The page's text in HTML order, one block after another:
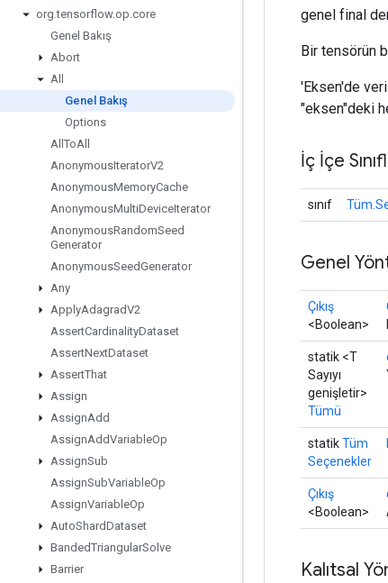
org.tensorflow.op.core
Genel Bakış
Abort
All
Genel Bakış
Options
All ToAll
AnonymousIteratorV2
AnonymousMemoryCache
AnonymousMultiDeviceIterator
AnonymousRandomSeed
Generator
AnonymousSeedGenerator
Any
ApplyAdagradV2
AssertCardinalityDataset
AssertNextDataset
AssertThat
Assign
AssignAdd
AssignAddVariableOp
AssignSub
AssignSubVariableOp
AssignVariableOp
AutoShardDataset
BandedTriangularSolve
Barrier
genel final
Bir tensörün
'Eksen'de
"eksen"deki
İç İçe
sınıf
Genel
Çıkış
<Boolean>
statik <T
Sayıyı
genişletir>
Tümü
statikTüm
Seçenekler
Çıkış
<Boolean>
Kalıtsal